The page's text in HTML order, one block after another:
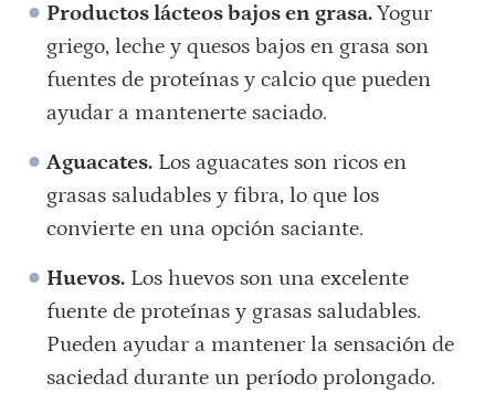
Productos lácteos bajos en grasa.Yogur
griego, leche y quesos bajos en grasa son
fuentes de proteínas y calcio que pueden
ayudar a mantenerte saciado.
Aguacates. Los aguacates son ricos en
grasas saludables y fibra, lo que los
convierte en una opción saciante.
Huevos. Los huevos son una excelente
fuente de proteínas y grasas saludables.
Pueden ayudar a mantener la sensación de
saciedad durante un período prolongado.